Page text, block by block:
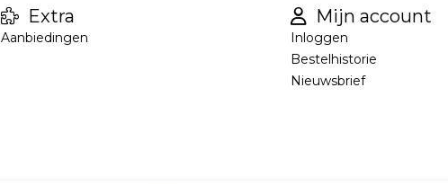
Extra
Aanbiedingen
Mijn account
Inloggen
Bestelhistorie
Nieuwsbrief